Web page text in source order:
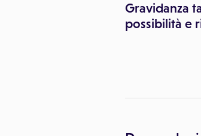
Gravidanza
possibilità e